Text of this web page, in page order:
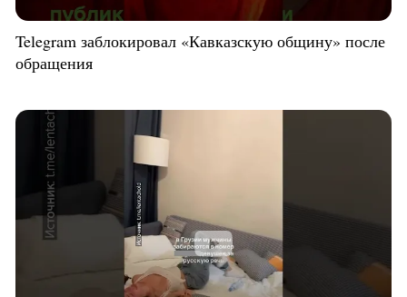
Telegram заблокировал «Кавказскую общину» после
обращения